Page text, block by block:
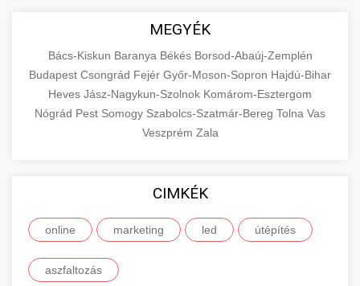
MEGYÉK
Bács-Kiskun Baranya Békés Borsod-Abaúj-Zemplén
Budapest Csongrád Fejér Győr-Moson-Sopron Hajdú-Bihar
Heves Jász-Nagykun-Szolnok Komárom-Esztergom
Nógrád Pest Somogy Szabolcs-Szatmár-Bereg Tolna Vas
Veszprém Zala
CIMKÉK
online marketing led útépítés
aszfaltozás